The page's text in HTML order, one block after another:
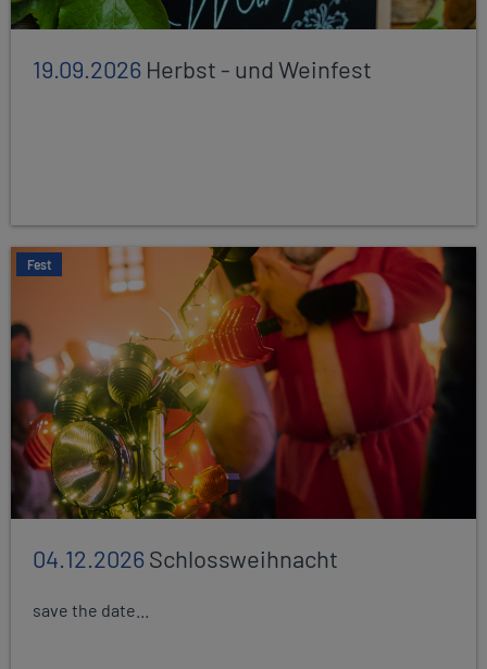
19.09.2026 Herbst - und Weinfest
Fest
04.12.2026Schlossweihnacht
save the date...